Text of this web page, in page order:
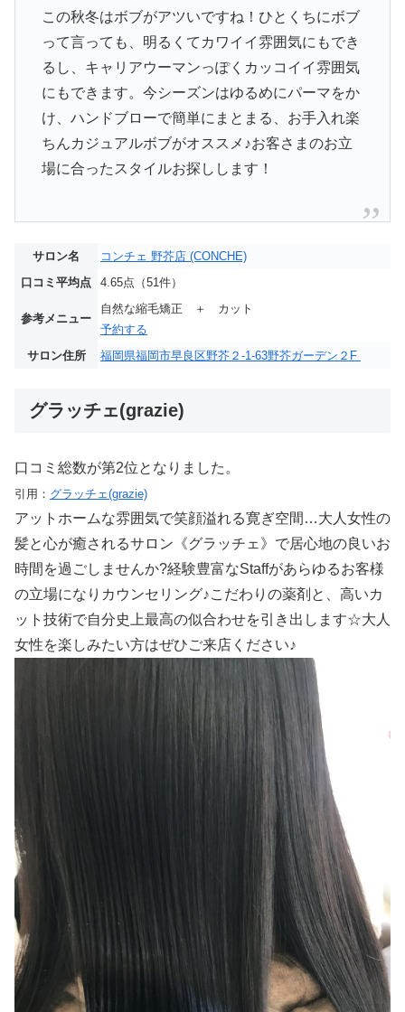
この秋冬はボブがアツいですね！ひとくちにボブ
って言っても、明るくてカワイイ雰囲気にもでき
るし、キャリアウーマンっぽくカッコイイ雰囲気
にもできます。今シーズンはゆるめにパーマをか
け、ハンドブローで簡単にまとまる、お手入れ楽
ちんカジュアルボブがオススメ♪お客さまのお立
場に合ったスタイルお探しします！
サロン名
コンチェ 野芥店 (CONCHE)
口コミ平均点
4.65点（51件）
参考メニュー
自然な縮毛矯正 ＋ カット
予約する
サロン住所
福岡県福岡市早良区野芥２-1-63野芥ガーデン２F
グラッチェ(grazie)
口コミ総数が第2位となりました。
引用： グラッチェ(grazie)
アットホームな雰囲気で笑顔溢れる寛ぎ空間…大人女性の
髪と心が癒されるサロン《グラッチェ》で居心地の良いお
時間を過ごしませんか?経験豊富なStaffがあらゆるお客様
の立場になりカウンセリング♪こだわりの薬剤と、高いカ
ット技術で自分史上最高の似合わせを引き出します☆大人
女性を楽しみたい方はぜひご来店ください♪